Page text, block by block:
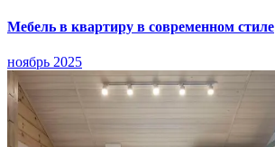
Мебель в квартиру в современном стиле
ноябрь 2025